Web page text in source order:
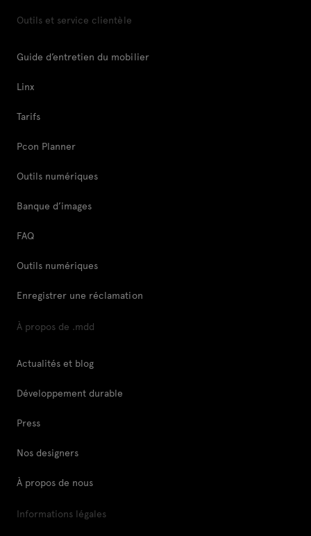
Outils et service clientèle
Guide d’entretien du mobilier
Linx
Tarifs
Pcon Planner
Outils numériques
Banque d’images
FAQ
Outils numériques
Enregistrer une réclamation
À propos de .mdd
Actualités et blog
Développement durable
Press
Nos designers
À propos de nous
Informations légales